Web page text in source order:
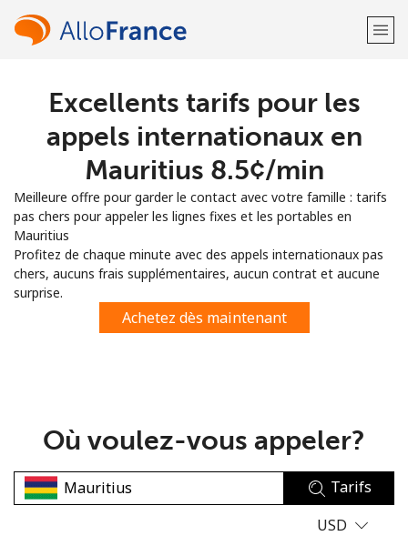
Bienvenue!
Vous avez déjà un compte?
S'enregistrer avec
ou
Excellents tarifs pour les
appels internationaux en
Mauritius ⁦8.5¢⁩/min
Meilleure offre pour garder le contact avec votre famille : tarifs
pas chers pour appeler les lignes fixes et les portables en
Mauritius
Profitez de chaque minute avec des appels internationaux pas
chers, aucuns frais supplémentaires, aucun contrat et aucune
surprise.
Achetez dès maintenant
Où voulez-vous appeler?
Tarifs
USD